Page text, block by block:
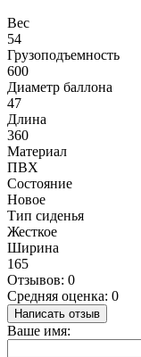
Вес
54
Грузоподъемность
600
Диаметр баллона
47
Длина
360
Материал
ПВХ
Состояние
Новое
Тип сиденья
Жесткое
Ширина
165
Отзывов: 0
Средняя оценка: 0
Написать отзыв
Ваше имя: